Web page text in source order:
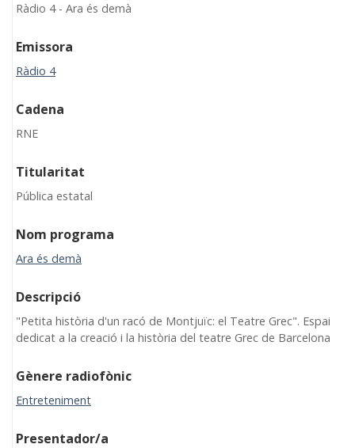
Ràdio 4 - Ara és demà
Emissora
Ràdio 4
Cadena
RNE
Titularitat
Pública estatal
Nom programa
Ara és demà
Descripció
"Petita història d'un racó de Montjuïc: el Teatre Grec". Espai
dedicat a la creació i la història del teatre Grec de Barcelona
Gènere radiofònic
Entreteniment
Presentador/a